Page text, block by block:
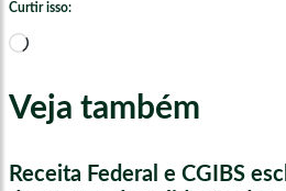
Curtir isso:
Carregando...
Veja também
Receita Federal e CGIBS